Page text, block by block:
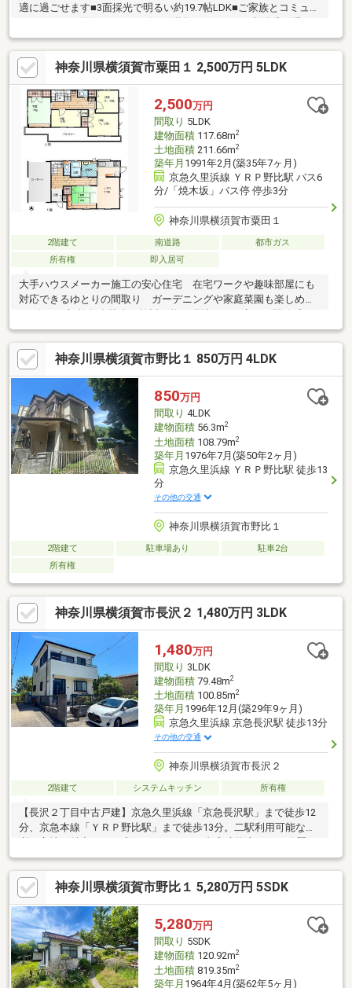
適に過ごせます■3面採光で明るい約19.7帖LDK■ご家族とコミュニ
独立空間、換気可能な窓や勝手口付き■LDKに隣接した約2.7帖納
戸があります■トイレは1・2階にございます■約10.6帖洋室はド
ア、収納が2つあり2部屋に分けることも可能(別途費用要) 分割
後もそれぞれ2面採光が確保される設計です■各洋室は振り分けタ
イプのお部屋につき、落ち着いて過ごせます■ロフトやウォーク
インクローゼット付きで、暮らしやすい間取り設計■駐車2台可能
です(車種による制限有り)
神奈川県横須賀市粟田１ 2,500万円 5LDK
2,500万円
間取り 5LDK
建物面積117.68m2
土地面積211.66m2
築年月 1991年2月(築35年7ヶ月)
京急久里浜線 ＹＲＰ野比駅 バス6
分/「焼木坂」バス停 停歩3分
神奈川県横須賀市粟田１
2階建て 南道路
都市ガス
所有権
即入居可
大手ハウスメーカー施工の安心住宅 在宅ワークや趣味部屋にも
対応できるゆとりの間取り ガーデニングや家庭菜園も楽しめ
ぜひご体感ください
神奈川県横須賀市野比１ 850万円 4LDK
850万円
間取り 4LDK
建物面積56.3m2
土地面積108.79m2
築年月 1976年7月(築50年2ヶ月)
京急久里浜線 ＹＲＰ野比駅 徒歩13
分
その他の交通
神奈川県横須賀市野比１
2階建て 駐車場あり
駐車2台
所有権
神奈川県横須賀市長沢２ 1,480万円 3LDK
1,480万円
間取り 3LDK
建物面積79.48m2
土地面積100.85m2
築年月 1996年12月(築29年9ヶ月)
京急久里浜線 京急長沢駅 徒歩13分
その他の交通
神奈川県横須賀市長沢２
2階建て システムキッチン 所有権
【長沢２丁目中古戸建】京急久里浜線「京急長沢駅」まで徒歩12
分、京急本線「ＹＲＰ野比駅」まで徒歩13分。二駅利用可能な便
状態です◆陽当たり良好
神奈川県横須賀市野比１ 5,280万円 5SDK
5,280万円
間取り 5SDK
建物面積120.92m2
土地面積819.35m2
築年月 1964年4月(築62年5ヶ月)